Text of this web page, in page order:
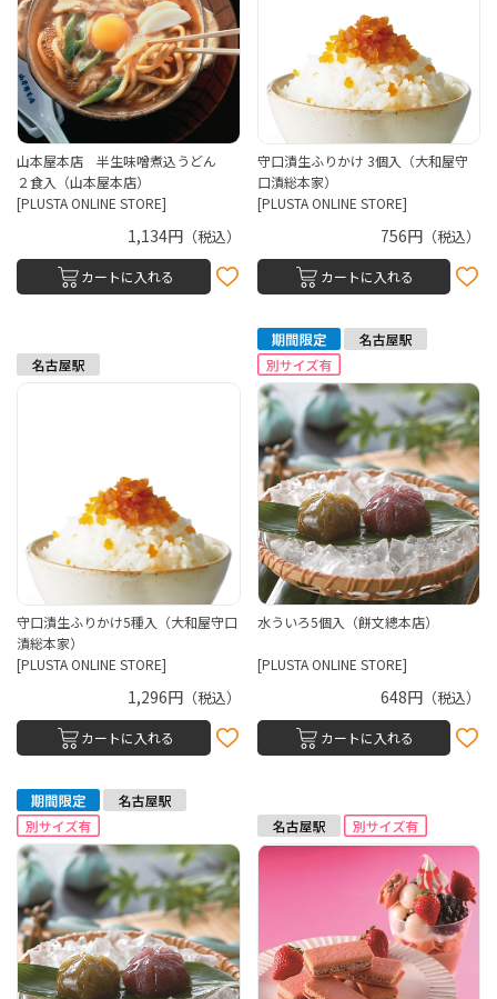
山本屋本店 半生味噌煮込うどん
２食入（山本屋本店）
[PLUSTA ONLINE STORE]
1,134円（税込）
カートに入れる
守口漬生ふりかけ 3個入（大和屋守
口漬総本家）
[PLUSTA ONLINE STORE]
756円 （税込）
カートに入れる
守口漬生ふりかけ5種入（大和屋守口
漬総本家）
[PLUSTA ONLINE STORE]
1,296円（税込）
カートに入れる
水ういろ5個入（餅文總本店）
[PLUSTA ONLINE STORE]
648円 （税込）
カートに入れる